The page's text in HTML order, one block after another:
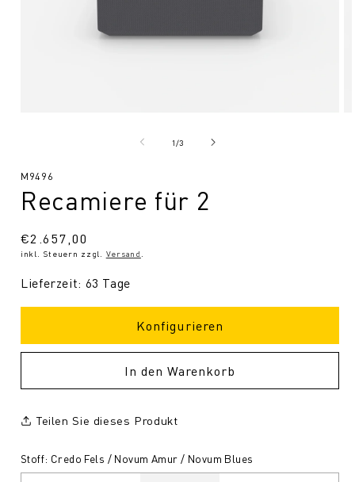
1/von
3
SKU:
M9496
Recamiere für 2
Normaler
Preis
€2.657,00
inkl. Steuern zzgl. Versand
Lieferzeit: 63 Tage
Konfigurieren
In den Warenkorb
Teilen Sie dieses Produkt
Stoff: Credo Fels / Novum Amur / Novum Blues